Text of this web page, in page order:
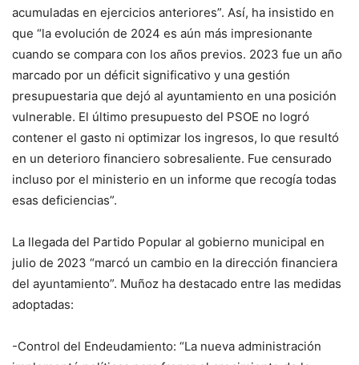
acumuladas en ejercicios anteriores”. Así, ha insistido en
que “la evolución de 2024 es aún más impresionante
cuando se compara con los años previos. 2023 fue un año
marcado por un déficit significativo y una gestión
presupuestaria que dejó al ayuntamiento en una posición
vulnerable. El último presupuesto del PSOE no logró
contener el gasto ni optimizar los ingresos, lo que resultó
en un deterioro financiero sobresaliente. Fue censurado
incluso por el ministerio en un informe que recogía todas
esas deficiencias”.
La llegada del Partido Popular al gobierno municipal en
julio de 2023 “marcó un cambio en la dirección financiera
del ayuntamiento”. Muñoz ha destacado entre las medidas
adoptadas:
-Control del Endeudamiento: “La nueva administración